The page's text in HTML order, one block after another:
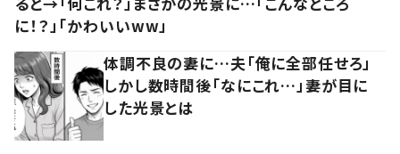
に！？」「かわいいww」
体調不良の妻に…夫「俺に全部任せろ」
しかし数時間後「なにこれ…」妻が目に
した光景とは